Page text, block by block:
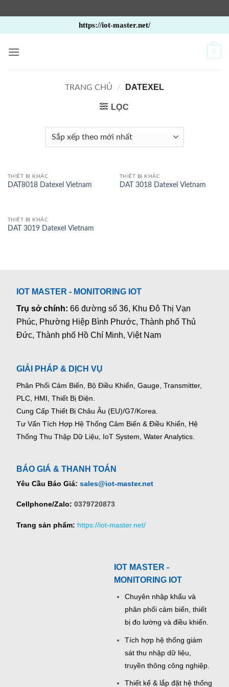
qua
nội
https://iot-master.net/
0
TRANG CHỦ / DATEXEL
LỌC
THIẾT BỊ KHÁC
DAT8018 Datexel Vietnam
THIẾT BỊ KHÁC
DAT 3018 Datexel Vietnam
THIẾT BỊ KHÁC
DAT 3019 Datexel Vietnam
IOT MASTER - MONITORING IOT
Trụ sở chính:66 đường số 36, Khu Đô Thị Vạn
Phúc, Phường Hiệp Bình Phước, Thành phố Thủ
Đức, Thành phố Hồ Chí Minh, Việt Nam
GIẢI PHÁP & DỊCH VỤ
Phân Phối Cảm Biến, Bộ Điều Khiển, Gauge, Transmitter,
PLC, HMI, Thiết Bị Điện.
Cung Cấp Thiết Bị Châu Âu (EU)/G7/Korea.
Tư Vấn Tích Hợp Hệ Thống Cảm Biến & Điều Khiển, Hệ
Thống Thu Thập Dữ Liệu, IoT System, Water Analytics.
BÁO GIÁ & THANH TOÁN
Yêu Cầu Báo Giá: sales@iot-master.net
Cellphone/Zalo: 0379720873
Trang sản phẩm: https://iot-master.net/
IOT MASTER -
MONITORING IOT
Chuyên nhập khẩu và
phân phối cảm biến, thiết
bị đo lường và điều khiển.
Tích hợp hệ thống giám
sát thu nhập dữ liệu,
truyền thông công nghiệp.
Thiết kế & lắp đặt hệ thống